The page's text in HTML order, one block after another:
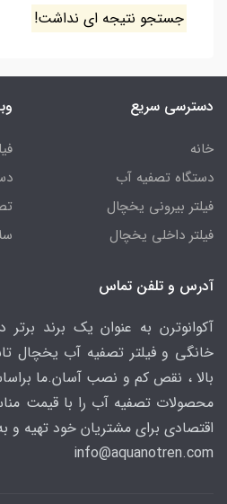
جستجو نتیجه ای نداشت!
دسترسی سریع
خانه
دستگاه تصفیه آب
فیلتر بیرونی یخچال
فیلتر داخلی یخچال
آدرس و تلفن تماس
آکوانوترن به عنوان یک برند
خانگی و فیلتر تصفیه آب یخچال
بالا ، نقص کم و نصب آسان.ما
محصولات تصفیه آب را با قیمت
اقتصادی برای مشتریان خود تهیه و
info@aquanotren.com